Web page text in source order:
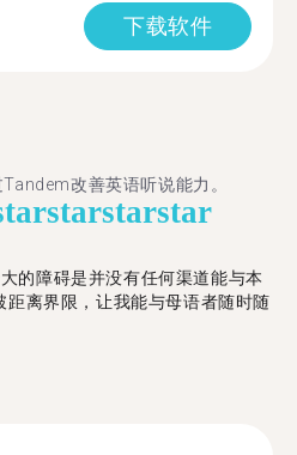
下载软件
改善英语听说能力。
starstarstar
的障碍是并没有任何渠道能与本
离界限，让我能与母语者随时随